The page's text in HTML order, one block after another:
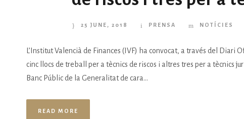
25 JUNE, 2018 PRENSA NOTÍCIES
L’Institut Valencià de Finances (IVF) ha convocat, a través del
cinc llocs de treball per a tècnics de riscos i altres tres per a tècnics
Banc Públic de la Generalitat de cara...
READ MORE